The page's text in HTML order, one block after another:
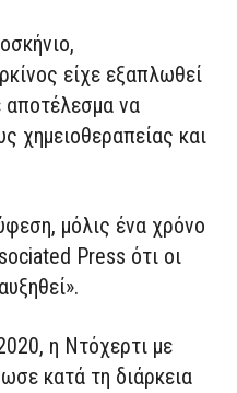
είχε εξαπλωθεί
αποτέλεσμα να
χημειοθεραπείας και
μόλις ένα χρόνο
Press ότι οι
η Ντόχερτι με
κατά τη διάρκεια